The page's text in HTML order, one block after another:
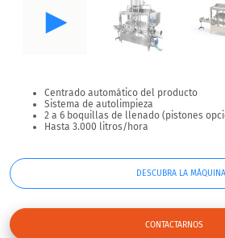
Centrado automático del producto
Sistema de autolimpieza
2 a 6 boquillas de llenado (pistones
Hasta 3.000 litros/hora
DESCUBRA LA MÁQUINA
CONTACTARNOS